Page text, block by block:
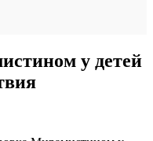
у детей